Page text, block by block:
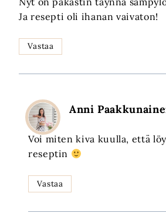
Ja resepti oli ihanan vaivaton!
Vastaa
Anni
Voi miten kiva kuulla, että
reseptin
Vastaa